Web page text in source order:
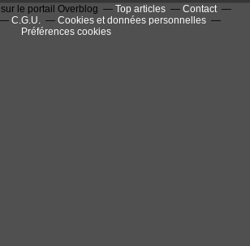
sur le portail Overblog Top articles
Contact
C.G.U.
Cookies et données personnelles
Préférences cookies